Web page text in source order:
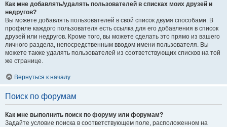
Как мне добавлять/удалять пользователей в списках моих друзей и
недругов?
Вы можете добавлять пользователей в свой список двумя способами. В
профиле каждого пользователя есть ссылка для его добавления в список
друзей или недругов. Кроме того, вы можете сделать это прямо из вашего
личного раздела, непосредственным вводом имени пользователя. Вы
можете также удалять пользователей из соответствующих списков на той
же странице.
Вернуться к началу
Поиск по форумам
Как мне выполнить поиск по форуму или форумам?
Задайте условие поиска в соответствующем поле, расположенном на